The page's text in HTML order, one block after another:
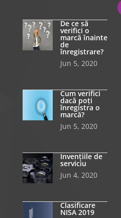
De ce să
verifici o
marcă înainte
de
înregistrare?
Jun 5, 2020
Cum verifici
dacă poți
înregistra o
marcă?
Jun 5, 2020
Invențiile de
serviciu
Jun 4, 2020
Clasificare
NISA 2019